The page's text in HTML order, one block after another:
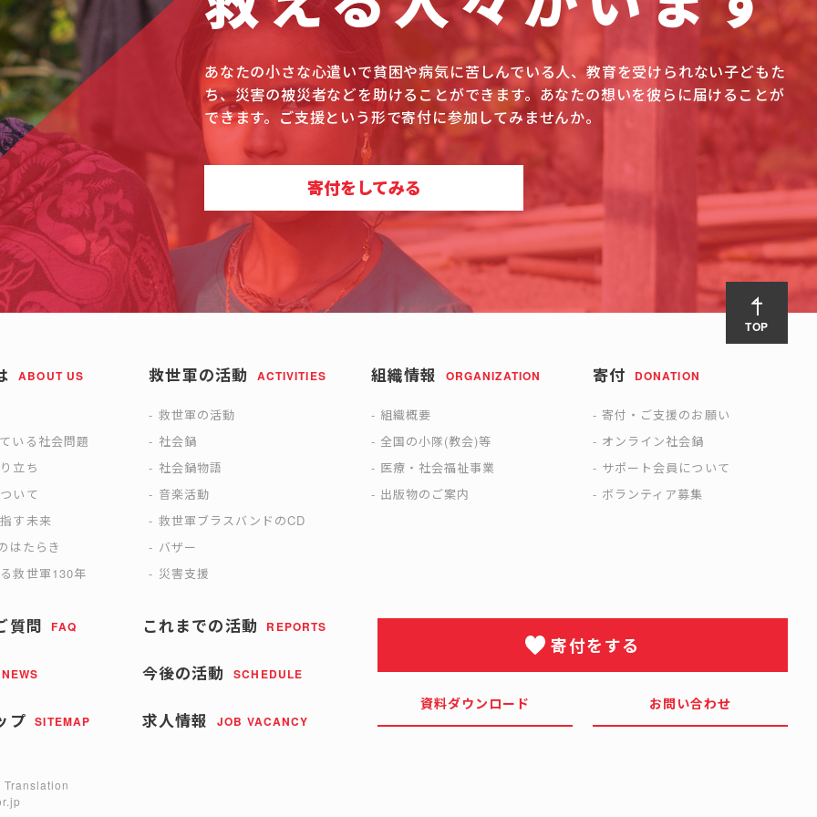
あなたの小さな心遣いで貧困や病気に苦しんでいる人、教育を受けられない子どもた
ち、災害の被災者などを助けることができます。あなたの想いを彼らに届けることが
できます。ご支援という形で寄付に参加してみませんか。
寄付をしてみる
TOP
ABOUT US
いる社会問題
立ち
いて
す未来
はたらき
救世軍130年
救世軍の活動 ACTIVITIES
救世軍の活動
社会鍋
社会鍋物語
音楽活動
救世軍ブラスバンドのCD
バザー
災害支援
組織情報 ORGANIZATION
組織概要
全国の小隊(教会)等
医療・社会福祉事業
出版物のご案内
寄付 DONATION
寄付・ご支援のお願い
オンライン社会鍋
サポート会員について
ボランティア募集
質問 FAQ これまでの活動 REPORTS
今後の活動 SCHEDULE
NEWS
プ SITEMAP 求人情報 JOB VACANCY
寄付をする
資料ダウンロード お問い合わせ
Translation